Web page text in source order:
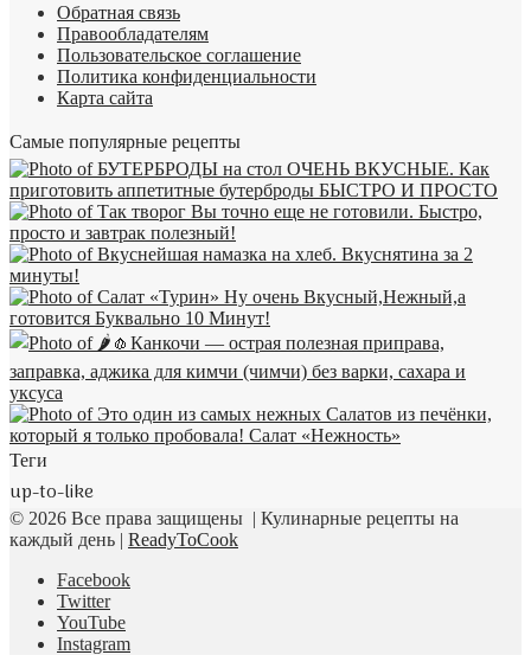
Обратная связь
Правообладателям
Пользовательское соглашение
Политика конфиденциальности
Карта сайта
Самые популярные рецепты
Теги
up-to-like
© 2026 Все права защищены | Кулинарные рецепты на
каждый день | ReadyToCook
Facebook
Twitter
YouTube
Instagram